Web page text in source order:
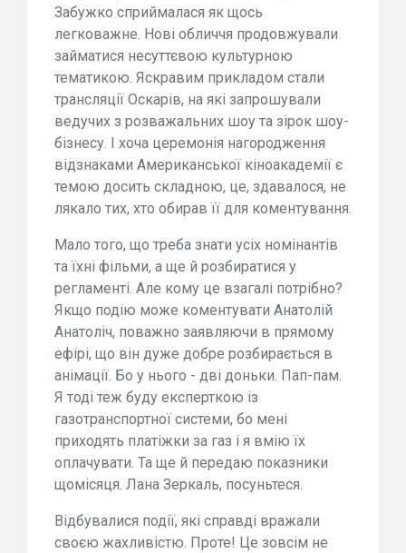
Забужко сприймалася як щось
легковажне. Нові обличчя продовжували
займатися несуттєвою культурною
тематикою. Яскравим прикладом стали
трансляції Оскарів, на які запрошували
ведучих з розважальних шоу та зірок шоу-
бізнесу. І хоча церемонія нагородження
відзнаками Американської кіноакадемії є
темою досить складною, це, здавалося, не
лякало тих, хто обирав її для коментування.
Мало того, що треба знати усіх номінантів
та їхні фільми, а ще й розбиратися у
регламенті. Але кому це взагалі потрібно?
Якщо подію може коментувати Анатолій
Анатоліч, поважно заявляючи в прямому
ефірі, що він дуже добре розбирається в
анімації. Бо у нього - дві доньки. Пап-пам.
Я тоді теж буду експерткою із
газотранспортної системи, бо мені
приходять платіжки за газ і я вмію їх
оплачувати. Та ще й передаю показники
щомісяця. Лана Зеркаль, посуньтеся.
Відбувалися події, які справді вражали
своєю жахливістю. Проте! Це зовсім не